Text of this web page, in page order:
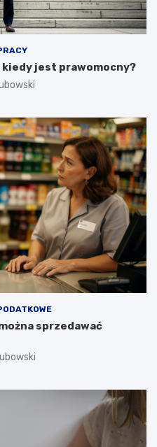
kiedy jest prawomocny?
sprzedawać